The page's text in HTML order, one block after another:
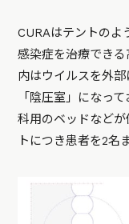
CURAはテントのよ
感染症を治療でき
内はウイルスを外
「陰圧室」になっ
科用のベッドなど
トにつき患者を2名